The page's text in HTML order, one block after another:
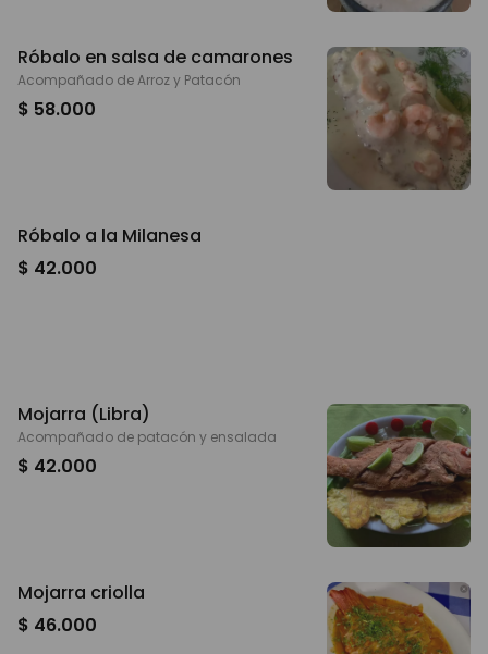
Róbalo en salsa de camarones
Acompañado de Arroz y Patacón
$ 58.000
Róbalo a la Milanesa
$ 42.000
Mojarra (Libra)
Acompañado de patacón y ensalada
$ 42.000
Mojarra criolla
$ 46.000